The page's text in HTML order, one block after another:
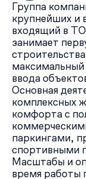
Группа
крупнейших и
входящий в
занимает
ввода
Основная
комплексных
комфорта с
паркингами,
спортивными
Масштабы и
время работы